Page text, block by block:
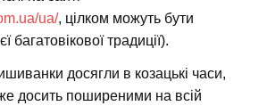
ua/, цілком можуть бути
багатовікової традиції).
досягли в козацькі часи,
досить поширеними на всій